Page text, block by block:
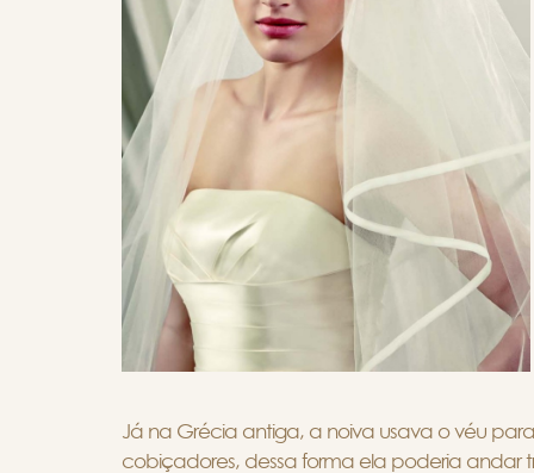
Já na Grécia antiga, a noiva usava o véu
cobiçadores, dessa forma ela poderia andar